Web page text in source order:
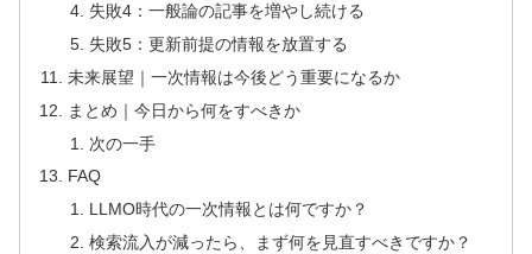
失敗4：一般論の記事を増やし続ける
失敗5：更新前提の情報を放置する
未来展望｜一次情報は今後どう重要になるか
まとめ｜今日から何をすべきか
次の一手
FAQ
LLMO時代の一次情報とは何ですか？
検索流入が減ったら、まず何を見直すべきですか？